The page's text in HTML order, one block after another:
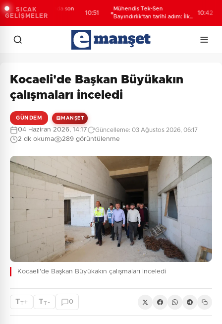
SICAK
GELİŞMELER
maratonunda son
10:51
Mühendis Tek-Sen
Bayındırlık’tan tarihi adım: İlk
10:42
Kocaeli'de Başkan Büyükakın
çalışmaları inceledi
GÜNDEM MANŞET
04 Haziran 2026, 14:17 Güncelleme: 03 Ağustos 2026, 06:17
2 dk okuma 289 görüntülenme
Kocaeli'de Başkan Büyükakın çalışmaları inceledi
TT+ TT - 0